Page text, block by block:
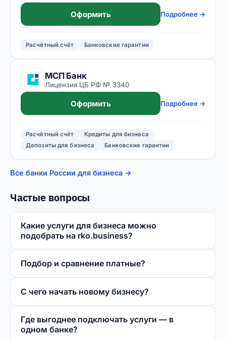
Оформить Подробнее →
Расчётный счёт Банковские гарантии
МСП Банк
Лицензия ЦБ РФ № 3340
Оформить Подробнее →
Расчётный счёт
Кредиты для бизнеса
Депозиты для бизнеса
Банковские гарантии
Все банки России для бизнеса →
Частые вопросы
Какие услуги для бизнеса можно
подобрать на rko.business?
Подбор и сравнение платные?
С чего начать новому бизнесу?
Где выгоднее подключать услуги — в
одном банке?